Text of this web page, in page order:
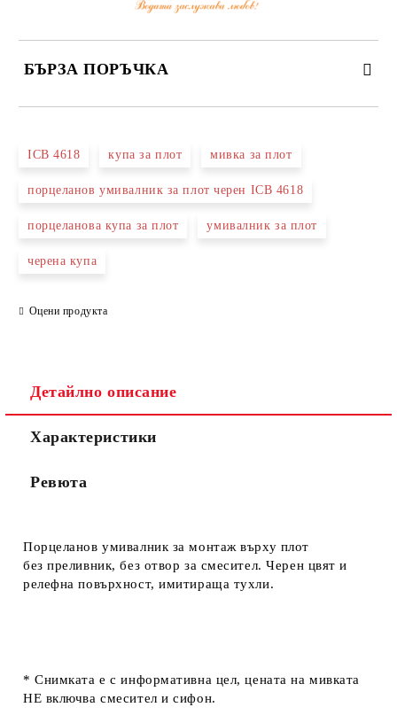
БЪРЗА ПОРЪЧКА
Ние ще се свържем с вас в рамките на работния ден.
ICB 4618 купа за плот мивка за плот
порцеланов умивалник за плот черен ICB 4618
порцеланова купа за плот умивалник за плот
черена купа
Оцени продукта
Детайлно описание
Характеристики
Ревюта
Порцеланов умивалник за монтаж върху плот
без преливник, без отвор за смесител. Черен цвят и
релефна повърхност, имитираща тухли.
* Снимката е с информативна цел, цената на мивката
НЕ включва смесител и сифон.